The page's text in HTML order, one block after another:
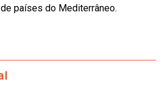
países do Mediterrâneo.